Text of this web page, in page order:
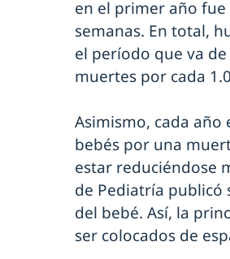
en el primer año fue
semanas. En total,
el período que va
muertes por cada
Asimismo, cada año
bebés por una
estar reduciéndose
de Pediatría publicó
del bebé. Así, la
ser colocados de